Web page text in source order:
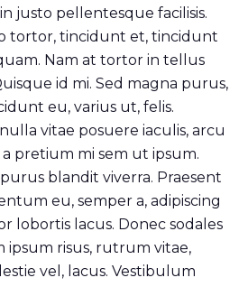
justo pellentesque facilisis.
tortor, tincidunt et, tincidunt
Nam at tortor in tellus
id mi. Sed magna purus,
eu, varius ut, felis.
vitae posuere iaculis, arcu
a pretium mi sem ut ipsum.
blandit viverra. Praesent
eu, semper a, adipiscing
lobortis lacus. Donec sodales
ipsum risus, rutrum vitae,
vel, lacus. Vestibulum